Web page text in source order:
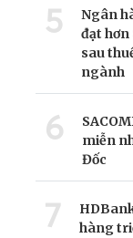
5
Ngân
đạt
sau
ngành
6
miễn
Đốc
7
hàng